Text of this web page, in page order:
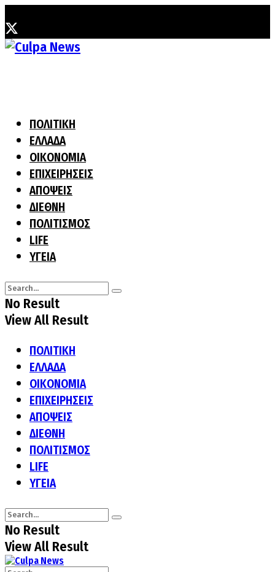
ΠΟΛΙΤΙΚΗ
ΕΛΛΑΔΑ
ΟΙΚΟΝΟΜΙΑ
ΕΠΙΧΕΙΡΗΣΕΙΣ
ΑΠΟΨΕΙΣ
ΔΙΕΘΝΗ
ΠΟΛΙΤΙΣΜΟΣ
LIFE
ΥΓΕΙΑ
No Result
View All Result
ΠΟΛΙΤΙΚΗ
ΕΛΛΑΔΑ
ΟΙΚΟΝΟΜΙΑ
ΕΠΙΧΕΙΡΗΣΕΙΣ
ΑΠΟΨΕΙΣ
ΔΙΕΘΝΗ
ΠΟΛΙΤΙΣΜΟΣ
LIFE
ΥΓΕΙΑ
No Result
View All Result